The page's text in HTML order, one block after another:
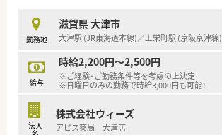
勤務地
滋賀県 大津市
大津駅 (JR東海道本線)／上栄町駅 (京阪京津線)
給与
時給2,200円～2,500円
※ご経験・ご勤務条件等を考慮の上決定
※日曜日のみの勤務で時給3,000円も可能！
法人
株式会社ウィーズ
アピス薬局 大津店